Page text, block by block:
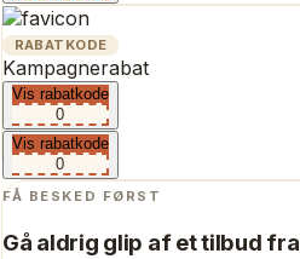
RABATKODE
Kampagnerabat
Vis rabatkode
0
Vis rabatkode
0
FÅ BESKED FØRST
Gå aldrig glip af et tilbud fra